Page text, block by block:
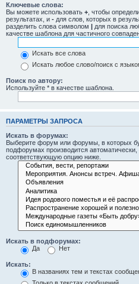
Ключевые слова:
Вы можете использовать + , чтобы
результатах, и - для слов, которых в
разделить слова символом | для поиска
качестве шаблона для частичного
Искать все слова
Искать любое слово/поиск с
Поиск по автору:
Используйте * в качестве шаблона.
ПАРАМЕТРЫ ЗАПРОСА
Искать в форумах:
Выберите форум или форумы, в которых
подфорумах производится
соответствующую опцию ниже.
Искать в подфорумах:
Да
Нет
Искать:
В названиях тем и текстах